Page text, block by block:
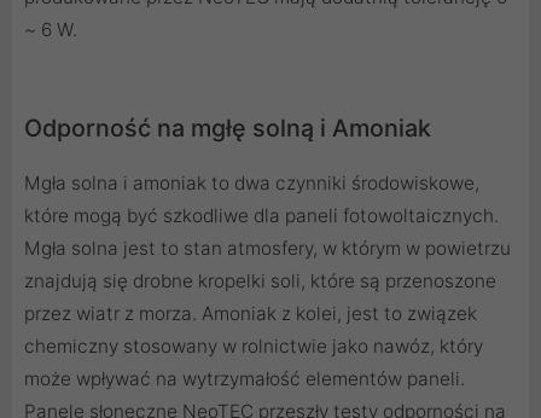
~ 6 W.
Odporność na mgłę solną i Amoniak
Mgła solna i amoniak to dwa czynniki środowiskowe,
które mogą być szkodliwe dla paneli fotowoltaicznych.
Mgła solna jest to stan atmosfery, w którym w powietrzu
znajdują się drobne kropelki soli, które są przenoszone
przez wiatr z morza. Amoniak z kolei, jest to związek
chemiczny stosowany w rolnictwie jako nawóz, który
może wpływać na wytrzymałość elementów paneli.
Panele słoneczne NeoTEC przeszły testy odporności na